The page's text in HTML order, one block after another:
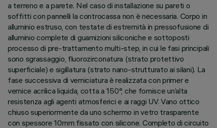
a terreno e a parete. Nel caso di installazione su pareti o
soffitti con pannelli la controcassa non è necessaria. Corpo in
alluminio estruso, con testate di estremità in pressofusione di
alluminio complete di guarnizioni siliconiche e sottoposti
processo di pre-trattamento multi-step, in cui le fasi principali
sono sgrassaggio, fluorozirconatura (strato protettivo
superficiale) e sigillatura (strato nano-strutturato ai silani). La
fase successiva di verniciatura è realizzata con primer e
vernice acrilica liquida, cotta a 150°, che fornisce un’alta
resistenza agli agenti atmosferici e ai raggi UV. Vano ottico
chiuso superiormente da uno schermo in vetro trasparente
con spessore 10mm fissato con silicone. Completo di circuito